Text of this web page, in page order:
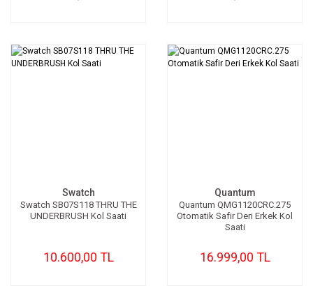
Swatch
Swatch SB07S118 THRU THE
UNDERBRUSH Kol Saati
10.600,00 TL
Quantum
Quantum QMG1120CRC.275
Otomatik Safir Deri Erkek Kol
Saati
16.999,00 TL